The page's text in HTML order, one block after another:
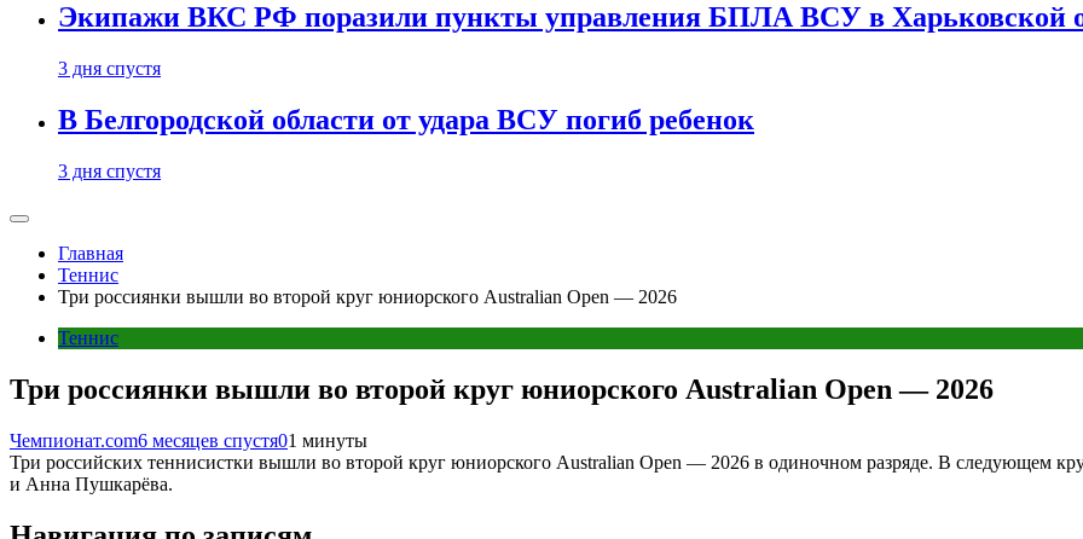
Экипажи ВКС РФ поразили пункты управления БПЛА ВСУ в Харьковской
3 дня спустя
В Белгородской области от удара ВСУ погиб ребенок
3 дня спустя
Главная
Теннис
Три россиянки вышли во второй круг юниорского Australian Open — 2026
Теннис
Три россиянки вышли во второй круг юниорского Australian Open — 2026
Чемпионат.com6 месяцев спустя01 минуты
Три российских теннисистки вышли во второй круг юниорского Australian Open — 2026 в одиночном разряде. В следующем
и Анна Пушкарёва.